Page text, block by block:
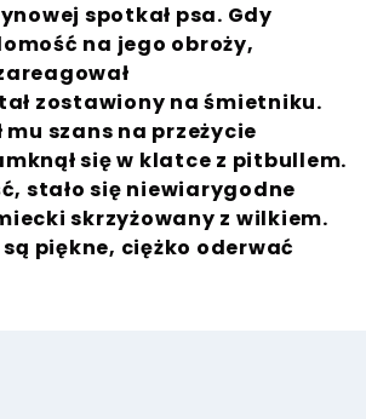
spotkał psa. Gdy
na jego obroży,
zostawiony na śmietniku.
mu szans na przeżycie
się w klatce z pitbullem.
stało się niewiarygodne
skrzyżowany z wilkiem.
piękne, ciężko oderwać